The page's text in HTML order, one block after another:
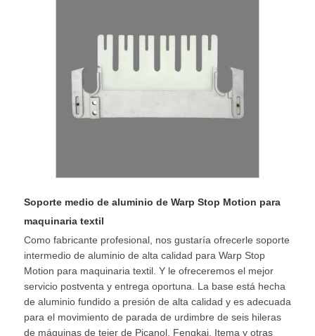
Soporte medio de aluminio de Warp Stop Motion para
maquinaria textil
Como fabricante profesional, nos gustaría ofrecerle soporte
intermedio de aluminio de alta calidad para Warp Stop
Motion para maquinaria textil. Y le ofreceremos el mejor
servicio postventa y entrega oportuna. La base está hecha
de aluminio fundido a presión de alta calidad y es adecuada
para el movimiento de parada de urdimbre de seis hileras
de máquinas de tejer de Picanol, Fengkai, Itema y otras